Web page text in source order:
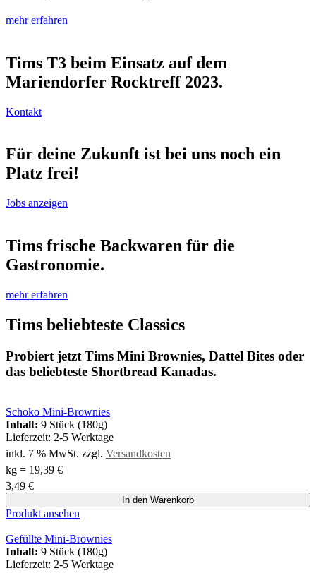
mehr erfahren
Tims T3 beim Einsatz auf dem
Mariendorfer Rocktreff 2023.
Kontakt
Für deine Zukunft ist bei uns noch ein
Platz frei!
Jobs anzeigen
Tims frische Backwaren für die
Gastronomie.
mehr erfahren
Tims beliebteste Classics
Probiert jetzt Tims Mini Brownies, Dattel Bites oder
das beliebteste Shortbread Kanadas.
Schoko Mini-Brownies
Inhalt: 9 Stück (180g)
Lieferzeit: 2-5 Werktage
inkl. 7 % MwSt. zzgl. Versandkosten
kg = 19,39 €
3,49 €
In den Warenkorb
Produkt ansehen
Gefüllte Mini-Brownies
Inhalt: 9 Stück (180g)
Lieferzeit: 2-5 Werktage